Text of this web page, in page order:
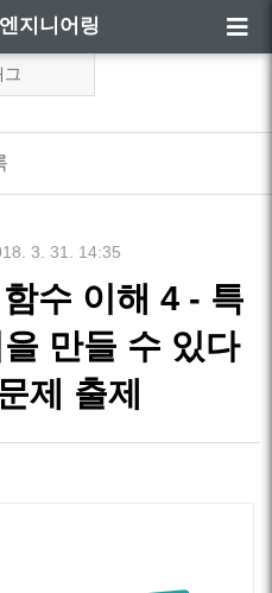
지니어링
그
3. 31. 14:35
수 이해 4 - 특
만들 수 있다
제 출제